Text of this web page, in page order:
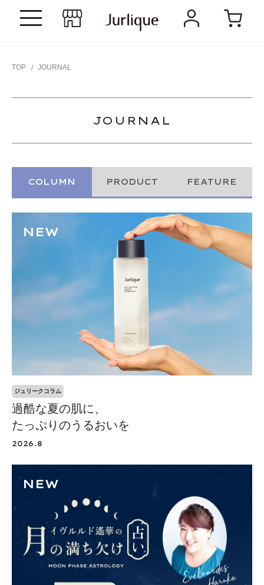
TOP JOURNAL
JOURNAL
COLUMN PRODUCT FEATURE
NEW
ジュリークコラム
過酷な夏の肌に、
たっぷりのうるおいを
2026.8
NEW